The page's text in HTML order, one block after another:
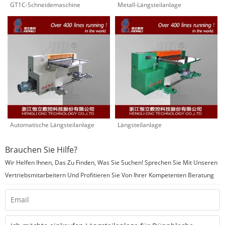
GT1C-Schneidemaschine Metall-Längsteilanlage
Automatische Längsteilanlage Längsteilanlage
Brauchen Sie Hilfe?
Wir Helfen Ihnen, Das Zu Finden, Was Sie Suchen! Sprechen Sie Mit Unseren
Vertriebsmitarbeitern Und Profitieren Sie Von Ihrer Kompetenten Beratung